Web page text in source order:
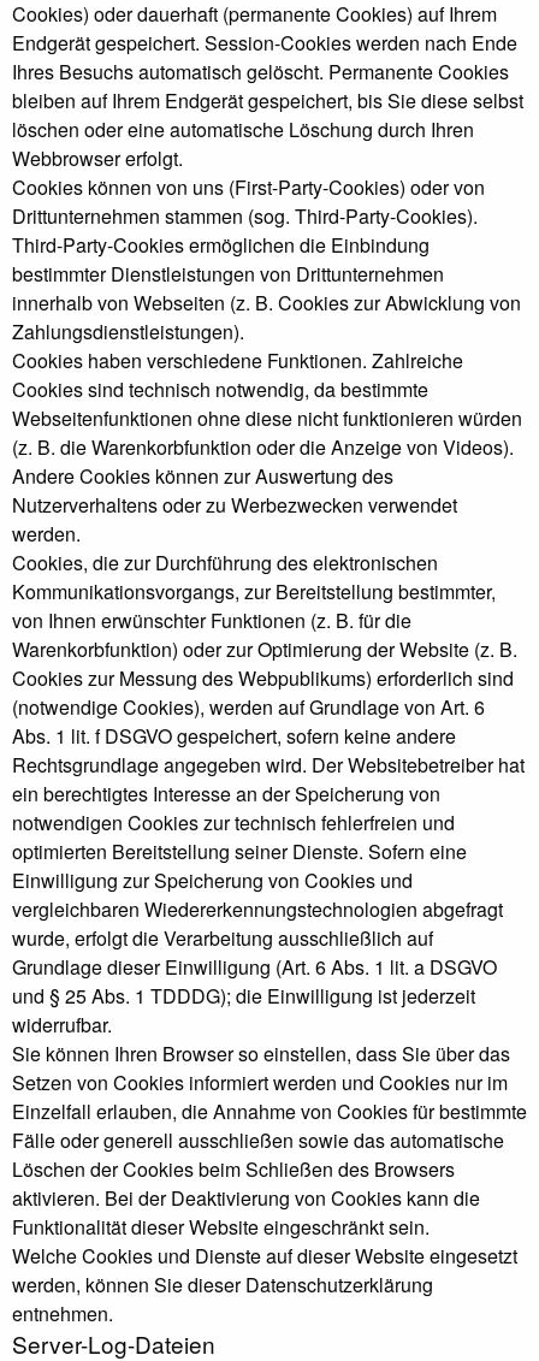
Cookies) oder dauerhaft (permanente Cookies) auf Ihrem
Endgerät gespeichert. Session-Cookies werden nach Ende
Ihres Besuchs automatisch gelöscht. Permanente Cookies
bleiben auf Ihrem Endgerät gespeichert, bis Sie diese selbst
löschen oder eine automatische Löschung durch Ihren
Webbrowser erfolgt.
Cookies können von uns (First-Party-Cookies) oder von
Drittunternehmen stammen (sog. Third-Party-Cookies).
Third-Party-Cookies ermöglichen die Einbindung
bestimmter Dienstleistungen von Drittunternehmen
innerhalb von Webseiten (z. B. Cookies zur Abwicklung von
Zahlungsdienstleistungen).
Cookies haben verschiedene Funktionen. Zahlreiche
Cookies sind technisch notwendig, da bestimmte
Webseitenfunktionen ohne diese nicht funktionieren würden
(z. B. die Warenkorbfunktion oder die Anzeige von Videos).
Andere Cookies können zur Auswertung des
Nutzerverhaltens oder zu Werbezwecken verwendet
werden.
Cookies, die zur Durchführung des elektronischen
Kommunikationsvorgangs, zur Bereitstellung bestimmter,
von Ihnen erwünschter Funktionen (z. B. für die
Warenkorbfunktion) oder zur Optimierung der Website (z. B.
Cookies zur Messung des Webpublikums) erforderlich sind
(notwendige Cookies), werden auf Grundlage von Art. 6
Abs. 1 lit. f DSGVO gespeichert, sofern keine andere
Rechtsgrundlage angegeben wird. Der Websitebetreiber hat
ein berechtigtes Interesse an der Speicherung von
notwendigen Cookies zur technisch fehlerfreien und
optimierten Bereitstellung seiner Dienste. Sofern eine
Einwilligung zur Speicherung von Cookies und
vergleichbaren Wiedererkennungstechnologien abgefragt
wurde, erfolgt die Verarbeitung ausschließlich auf
Grundlage dieser Einwilligung (Art. 6 Abs. 1 lit. a DSGVO
und § 25 Abs. 1 TDDDG); die Einwilligung ist jederzeit
widerrufbar.
Sie können Ihren Browser so einstellen, dass Sie über das
Setzen von Cookies informiert werden und Cookies nur im
Einzelfall erlauben, die Annahme von Cookies für bestimmte
Fälle oder generell ausschließen sowie das automatische
Löschen der Cookies beim Schließen des Browsers
aktivieren. Bei der Deaktivierung von Cookies kann die
Funktionalität dieser Website eingeschränkt sein.
Welche Cookies und Dienste auf dieser Website eingesetzt
werden, können Sie dieser Datenschutzerklärung
entnehmen.
Server-Log-Dateien